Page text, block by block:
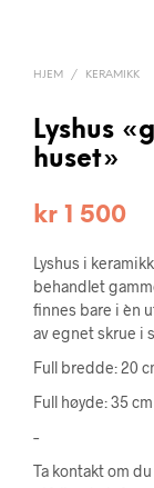
HJEM / KERAMIKK
Lyshus
huset»
kr 1 500
Lyshus i
behandlet
finnes bare i èn
av egnet skrue i
Full bredde: 20
Full høyde: 35 cm
–
Ta kontakt om